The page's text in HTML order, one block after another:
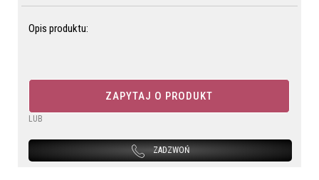
Opis produktu:
ZAPYTAJ O PRODUKT
LUB
ZADZWOŃ